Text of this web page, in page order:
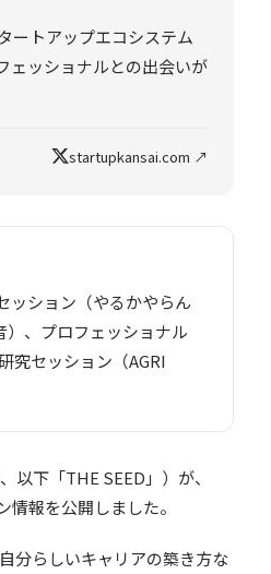
ートアップエコシステム
ェッショナルとの出会いが
startupkansai.com ↗
ッション（やるかやらん
、プロフェッショナル
究セッション（AGRI
下「THE SEED」）が、
報を公開しました。
分らしいキャリアの築き方な